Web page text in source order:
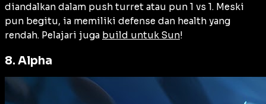
diandalkan dalam push turret atau pun 1 vs 1. Meski
pun begitu, ia memiliki defense dan health yang
rendah. Pelajari juga build untuk Sun!
8. Alpha